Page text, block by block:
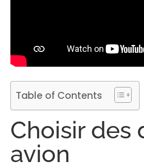
Table of Contents
Choisir des
avion